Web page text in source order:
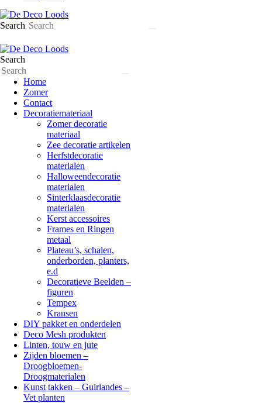
Search
Search
Home
Zomer
Contact
Decoratiemateriaal
Zomer decoratie
materiaal
Zee decoratie artikelen
Herfstdecoratie
materialen
Halloweendecoratie
materialen
Sinterklaasdecoratie
materialen
Kerst accessoires
Frames en Ringen
metaal
Plateau’s, schalen,
onderborden, planters,
e.d
Decoratieve Beelden –
figuren
Tempex
Kransen
DIY pakket en onderdelen
Deco Mesh produkten
Linten, touw en jute
Zijden bloemen –
Droogbloemen-
Droogmaterialen
Kunst takken – Guirlandes –
Vet planten